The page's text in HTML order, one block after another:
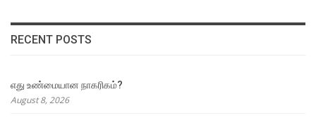
RECENT POSTS
எது உண்மையான நாகரிகம்?
August 8, 2026